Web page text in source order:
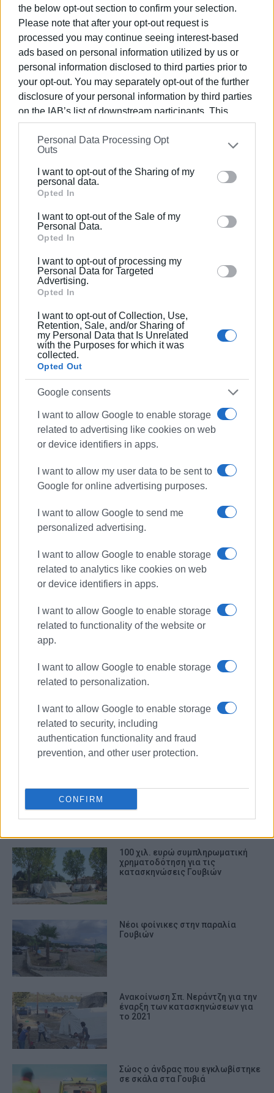
the below opt-out section to confirm your selection.
Please note that after your opt-out request is
processed you may continue seeing interest-based
ads based on personal information utilized by us or
personal information disclosed to third parties prior to
your opt-out. You may separately opt-out of the further
disclosure of your personal information by third parties
on the IAB’s list of downstream participants. This
information may also be disclosed by us to third parties
on theIAB’s List of Downstream Participants
that may
further disclose it to other third parties.
Please note that this website/app uses one or more
Google services and may gather and store information
behaviour. You may click to grant or deny consent to
Google and its third-party tags to use your data for
section.
Personal Data Processing Opt
Outs
I want to opt-out of the Sharing of my
personal data.
Opted In
I want to opt-out of the Sale of my
Personal Data.
Opted In
I want to opt-out of processing my
Personal Data for Targeted
Advertising.
Opted In
I want to opt-out of Collection, Use,
Retention, Sale, and/or Sharing of
my Personal Data that Is Unrelated
with the Purposes for which it was
collected.
Opted Out
Google consents
I want to allow Google to enable storage
related to advertising like cookies on web
or device identifiers in apps.
I want to allow my user data to be sent to
Google for online advertising purposes.
I want to allow Google to send me
personalized advertising.
I want to allow Google to enable storage
related to analytics like cookies on web
or device identifiers in apps.
I want to allow Google to enable storage
related to functionality of the website or
app.
I want to allow Google to enable storage
related to personalization.
I want to allow Google to enable storage
related to security, including
authentication functionality and fraud
prevention, and other user protection.
CONFIRM
Γουβιά Διαρροή υγραερίου
Πετρογκάζ
ΣΧΕΤΙΚA AΡΘΡΑ
Εκδήλωση μνήμης στο Μνημείο
των Σέρβων
Σύλλογος Γουβιών: Ζητάμε
πάρκινγκ κι ο Δήμος νοικιάζει σε
ιδιώτη!
κατασκηνώσεις Γουβιών -
100 χιλ. ευρώ συμπληρωματική
χρηματοδότηση για τις
κατασκηνώσεις Γουβιών
Νέοι φοίνικες στην παραλία
Γουβιών
Ανακοίνωση Σπ. Νεράντζη για την
έναρξη των κατασκηνώσεων για
το 2021
Σώος ο άνδρας που εγκλωβίστηκε
σε σκάλα στα Γουβιά